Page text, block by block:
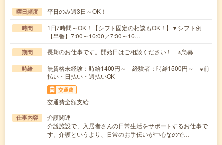
曜日頻度 平日のみ週3日～OK！
時間
1日7時間～OK！【シフト固定の相談もOK！】▼シフト例
【早番】7:00～16:00／7:30～16…
期間 長期のお仕事です。開始日はご相談ください！ ※急募
時給
無資格未経験：時給1400円～ 経験者：時給1500円～ ※前
払い・日払い・週払いOK
交通費
交通費全額支給
仕事内容
介護関連
介護施設で、入居者さんの日常生活をサポートするお仕事で
す。介護というより、日常のお手伝いが中心なので…